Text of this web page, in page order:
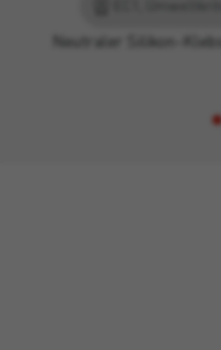
Neutraler Silikon-